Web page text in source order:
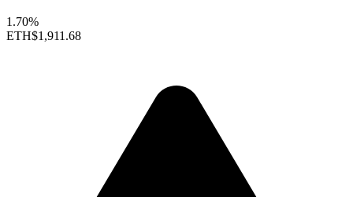
1.70%
ETH$1,911.68